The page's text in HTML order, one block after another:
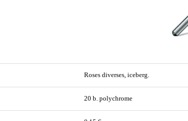
Roses diverses, iceberg.
20 b. polychrome